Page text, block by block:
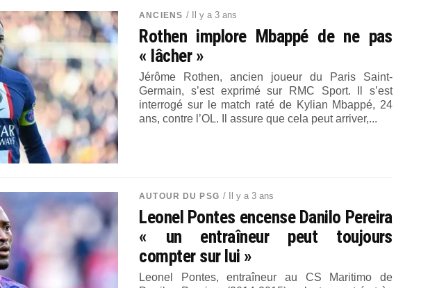
ANCIENS / Il y a 3 ans
Rothen implore Mbappé de ne pas
« lâcher »
Jérôme Rothen, ancien joueur du Paris Saint-
Germain, s’est exprimé sur RMC Sport. Il s’est
interrogé sur le match raté de Kylian Mbappé, 24
ans, contre l’OL. Il assure que cela peut arriver,...
AUTOUR DU PSG / Il y a 3 ans
Leonel Pontes encense Danilo Pereira
« un entraîneur peut toujours
compter sur lui »
Leonel Pontes, entraîneur au CS Maritimo de